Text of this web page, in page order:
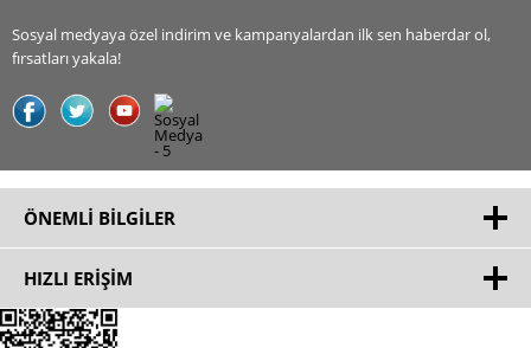
Sosyal medyaya özel indirim ve kampanyalardan ilk sen haberdar ol,
fırsatları yakala!
ÖNEMLI BILGILER
HIZLI ERIŞIM